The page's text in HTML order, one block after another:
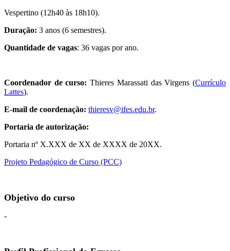
Vespertino (12h40 às 18h10).
Duração: 3 anos (6 semestres).
Quantidade de vagas: 36 vagas por ano.
Coordenador de curso: Thieres Marassati das Virgens (Currículo
Lattes).
E-mail de coordenação: thieresv@ifes.edu.br.
Portaria de autorização:
Portaria nº X.XXX de XX de XXXX de 20XX.
Projeto Pedagógico de Curso (PCC)
Objetivo do curso
-